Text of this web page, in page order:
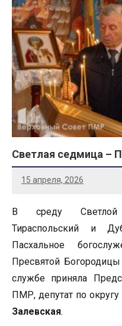
Светлая седмица –
15 апреля, 2026
В среду Светлой
Тираспольский и
Пасхальное
Пресвятой
службе приняла
ПМР, депутат по
Залевская.